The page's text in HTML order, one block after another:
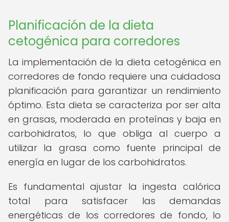
Planificación de la dieta
cetogénica para corredores
La implementación de la dieta cetogénica en
corredores de fondo requiere una cuidadosa
planificación para garantizar un rendimiento
óptimo. Esta dieta se caracteriza por ser alta
en grasas, moderada en proteínas y baja en
carbohidratos, lo que obliga al cuerpo a
utilizar la grasa como fuente principal de
energía en lugar de los carbohidratos.
Es fundamental ajustar la ingesta calórica
total para satisfacer las demandas
energéticas de los corredores de fondo, lo